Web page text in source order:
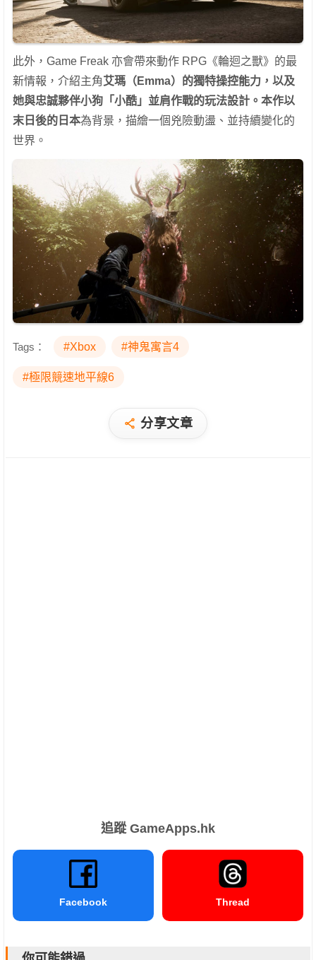
此外，Game Freak 亦會帶來動作 RPG《輪迴之獸》的最
新情報，介紹主角艾瑪（Emma）
的獨特操控能力，以及
她與忠誠夥伴小狗「小酷」並肩作戰的玩法設計。本作以
末日後的日本為背景，描繪一個兇險動盪、並持續變化的
世界。
Tags： #Xbox #神鬼寓言4
#極限競速地平線6
分享文章
追蹤 GameApps.hk
Facebook Thread